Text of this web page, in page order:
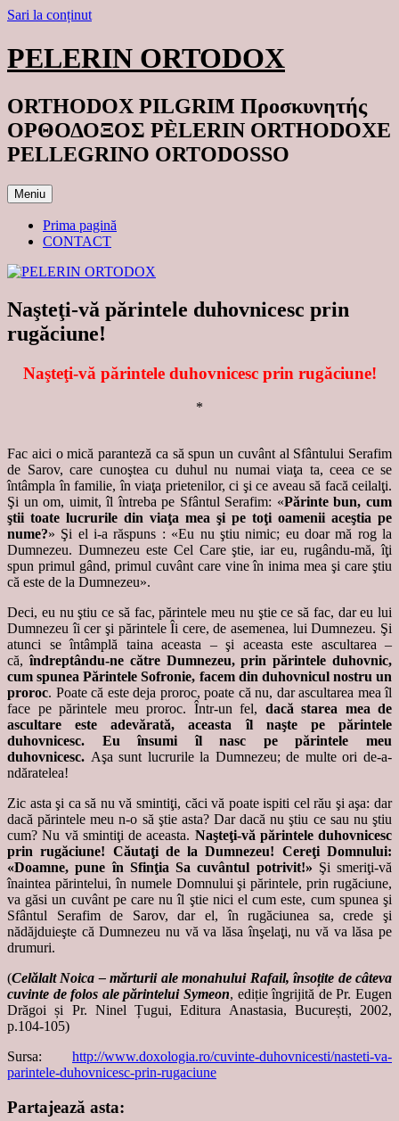
Sari la conținut
PELERIN ORTODOX
ORTHODOX PILGRIM Προσκυνητής
ΟΡΘΟΔΟΞΟΣ PÈLERIN ORTHODOXE
PELLEGRINO ORTODOSSO
Meniu
Prima pagină
CONTACT
Naşteţi-vă părintele duhovnicesc prin
rugăciune!
Naşteţi-vă părintele duhovnicesc prin rugăciune!
*
Fac aici o mică paranteză ca să spun un cuvânt al Sfântului Serafim
de Sarov, care cunoştea cu duhul nu numai viaţa ta, ceea ce se
întâmpla în familie, în viaţa prietenilor, ci şi ce aveau să facă ceilalţi.
Şi un om, uimit, îl întreba pe Sfântul Serafim: «Părinte bun, cum
ştii toate lucrurile din viaţa mea şi pe toţi oamenii aceştia pe
nume?» Şi el i-a răspuns : «Eu nu ştiu nimic; eu doar mă rog la
Dumnezeu. Dumnezeu este Cel Care ştie, iar eu, rugându-mă, îţi
spun primul gând, primul cuvânt care vine în inima mea şi care ştiu
că este de la Dumnezeu».
Deci, eu nu ştiu ce să fac, părintele meu nu ştie ce să fac, dar eu lui
Dumnezeu îi cer şi părintele Îi cere, de asemenea, lui Dumnezeu. Şi
atunci se întâmplă taina aceasta – şi aceasta este ascultarea –
că,îndreptându-ne către Dumnezeu, prin părintele duhovnic,
cum spunea Părintele Sofronie, facem din duhovnicul nostru un
proroc. Poate că este deja proroc, poate că nu, dar ascultarea mea îl
face pe părintele meu proroc. Într-un fel, dacă starea mea de
ascultare este adevărată, aceasta îl naşte pe părintele
duhovnicesc. Eu însumi îl nasc pe părintele meu
duhovnicesc. Aşa sunt lucrurile la Dumnezeu; de multe ori de-a-
ndăratelea!
Zic asta şi ca să nu vă smintiţi, căci vă poate ispiti cel rău şi aşa: dar
dacă părintele meu n-o să ştie asta? Dar dacă nu ştiu ce sau nu ştiu
cum? Nu vă smintiţi de aceasta. Naşteţi-vă părintele duhovnicesc
prin rugăciune! Căutaţi de la Dumnezeu! Cereţi Domnului:
«Doamne, pune în Sfinţia Sa cuvântul potrivit!» Şi smeriţi-vă
înaintea părintelui, în numele Domnului şi părintele, prin rugăciune,
va găsi un cuvânt pe care nu îl ştie nici el cum este, cum spunea şi
Sfântul Serafim de Sarov, dar el, în rugăciunea sa, crede şi
nădăjduieşte că Dumnezeu nu vă va lăsa înşelaţi, nu vă va lăsa pe
drumuri.
(Celălalt Noica – mărturii ale monahului Rafail, însoțite de câteva
cuvinte de folos ale părintelui Symeon, ediție îngrijită de Pr. Eugen
Drăgoi și Pr. Ninel Țugui, Editura Anastasia, București, 2002,
p.104-105)
Sursa: http://www.doxologia.ro/cuvinte-duhovnicesti/nasteti-va-
parintele-duhovnicesc-prin-rugaciune
Partajează asta: